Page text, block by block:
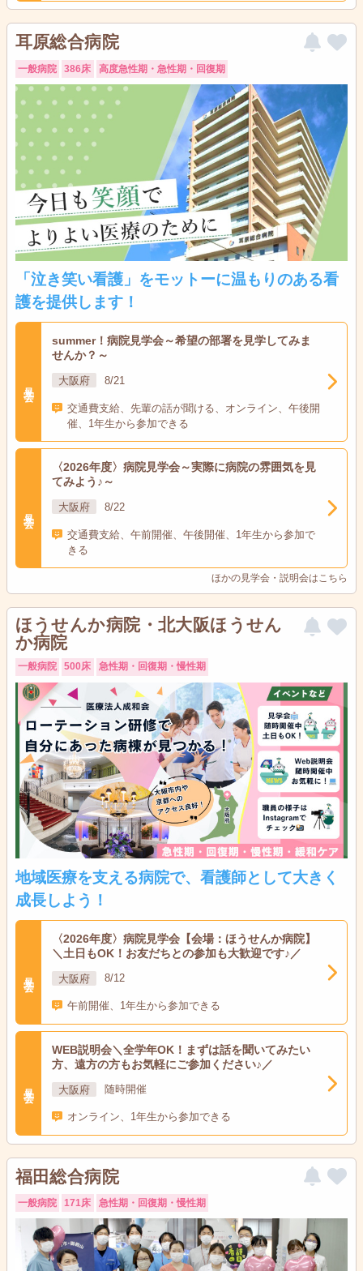
耳原総合病院
一般病院 386床 高度急性期・急性期・回復期
「泣き笑い看護」をモットーに温もりのある看
護を提供します！
summer！病院見学会～希望の部署を見学してみま
せんか？～
大阪府 8/21
交通費支給、先輩の話が聞ける、オンライン、午後開
催、1年生から参加できる
〈2026年度〉病院見学会～実際に病院の雰囲気を見
てみよう♪～
大阪府 8/22
交通費支給、午前開催、午後開催、1年生から参加で
きる
ほかの見学会・説明会はこちら
ほうせんか病院・北大阪ほうせん
か病院
一般病院 500床 急性期・回復期・慢性期
地域医療を支える病院で、看護師として大きく
成長しよう！
〈2026年度〉病院見学会【会場：ほうせんか病院】
＼土日もOK！お友だちとの参加も大歓迎です♪／
大阪府 8/12
午前開催、1年生から参加できる
WEB説明会＼全学年OK！まずは話を聞いてみたい
方、遠方の方もお気軽にご参加ください♪／
大阪府 随時開催
オンライン、1年生から参加できる
福田総合病院
一般病院 171床 急性期・回復期・慢性期